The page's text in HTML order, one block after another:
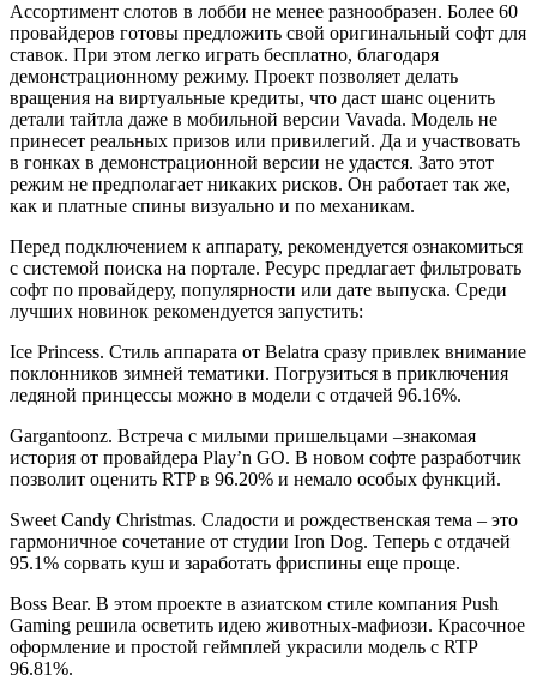
Ассортимент слотов в лобби не менее разнообразен. Более 60
провайдеров готовы предложить свой оригинальный софт для
ставок. При этом легко играть бесплатно, благодаря
демонстрационному режиму. Проект позволяет делать
вращения на виртуальные кредиты, что даст шанс оценить
детали тайтла даже в мобильной версии Vavada. Модель не
принесет реальных призов или привилегий. Да и участвовать
в гонках в демонстрационной версии не удастся. Зато этот
режим не предполагает никаких рисков. Он работает так же,
как и платные спины визуально и по механикам.
Перед подключением к аппарату, рекомендуется ознакомиться
с системой поиска на портале. Ресурс предлагает фильтровать
софт по провайдеру, популярности или дате выпуска. Среди
лучших новинок рекомендуется запустить:
Ice Princess. Стиль аппарата от Belatra сразу привлек внимание
поклонников зимней тематики. Погрузиться в приключения
ледяной принцессы можно в модели с отдачей 96.16%.
Gargantoonz. Встреча с милыми пришельцами –знакомая
история от провайдера Play’n GO. В новом софте разработчик
позволит оценить RTP в 96.20% и немало особых функций.
Sweet Candy Christmas. Сладости и рождественская тема – это
гармоничное сочетание от студии Iron Dog. Теперь с отдачей
95.1% сорвать куш и заработать фриспины еще проще.
Boss Bear. В этом проекте в азиатском стиле компания Push
Gaming решила осветить идею животных-мафиози. Красочное
оформление и простой геймплей украсили модель с RTP
96.81%.